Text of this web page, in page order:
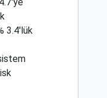
3.4'lük